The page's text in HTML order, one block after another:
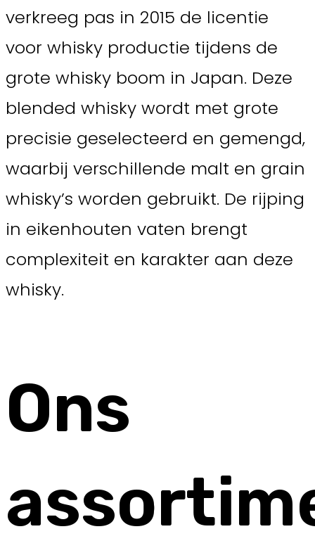
verkreeg pas in 2015 de licentie
voor whisky productie tijdens de
grote whisky boom in Japan. Deze
blended whisky wordt met grote
precisie geselecteerd en gemengd,
waarbij verschillende malt en grain
whisky’s worden gebruikt. De rijping
in eikenhouten vaten brengt
complexiteit en karakter aan deze
whisky.
Ons